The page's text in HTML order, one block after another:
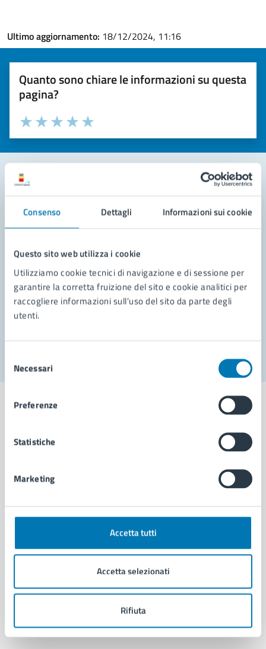
Consenso Dettagli Informazioni sui cookie
Questo sito web utilizza i cookie
Utilizziamo cookie tecnici di navigazione e di sessione per
garantire la corretta fruizione del sito e cookie analitici per
raccogliere informazioni sull'uso del sito da parte degli
utenti.
delNecessari
Preferenze
Statistiche
Marketing
Accetta tutti
Accetta selezionati
Rifiuta
Ultimo aggiornamento: 18/12/2024, 11:16
Quanto sono chiare le informazioni su questa
pagina?
Valuta la chiarezza delle informazioni (da 1 a 5 stelle)
Seleziona il numero di stelle per valutare la chiarezza delle
Valuta 5 stelle su 5
Valuta 4 stelle su 5
Valuta 3 stelle su 5
Valuta 2 stelle su 5
Valuta 1 stelle su 5
Leggi le domande frequenti
Richiedi assistenza
Prenota appuntamento
Problemi in città
Comune di Napoli
AMMINISTRAZIONE
Organi di governo
Enti e fondazioni
Personale amministrativo
Intranet, posta aziendale e protocollo